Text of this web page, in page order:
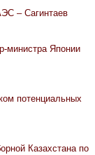
– Сагинтаев
министра Японии
потенциальных
Казахстана по